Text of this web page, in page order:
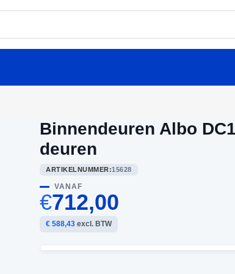
Binnendeuren Albo
deuren
ARTIKELNUMMER:15628
VANAF
€712,00
€ 588,43 excl. BTW